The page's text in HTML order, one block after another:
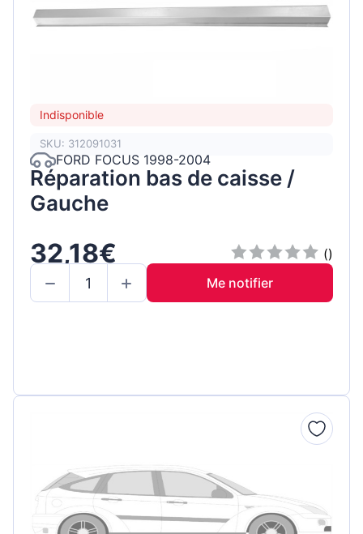
Indisponible
SKU: 312091031
FORD FOCUS 1998-2004
Réparation bas de caisse /
Gauche
32,18€
()
Me notifier